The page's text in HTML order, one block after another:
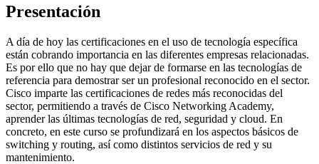
Presentación
A día de hoy las certificaciones en el uso de tecnología específica
están cobrando importancia en las diferentes empresas relacionadas.
Es por ello que no hay que dejar de formarse en las tecnologías de
referencia para demostrar ser un profesional reconocido en el sector.
Cisco imparte las certificaciones de redes más reconocidas del
sector, permitiendo a través de Cisco Networking Academy,
aprender las últimas tecnologías de red, seguridad y cloud. En
concreto, en este curso se profundizará en los aspectos básicos de
switching y routing, así como distintos servicios de red y su
mantenimiento.